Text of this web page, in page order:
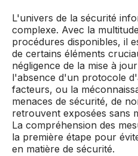
L'univers de la sécurité
complexe. Avec la
procédures disponibles, il
de certains éléments
négligence de la mise à
l'absence d'un protocole
facteurs, ou la
menaces de sécurité, de
retrouvent exposées sans
La compréhension des
la première étape pour
en matière de sécurité.